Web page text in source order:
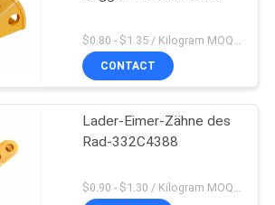
CONTACT
Lader-Eimer-Zähne des
Rad-332C4388